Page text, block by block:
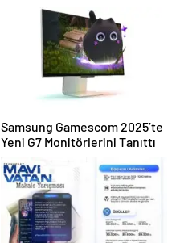
Samsung Gamescom 2025’te
Yeni G7 Monitörlerini Tanıttı